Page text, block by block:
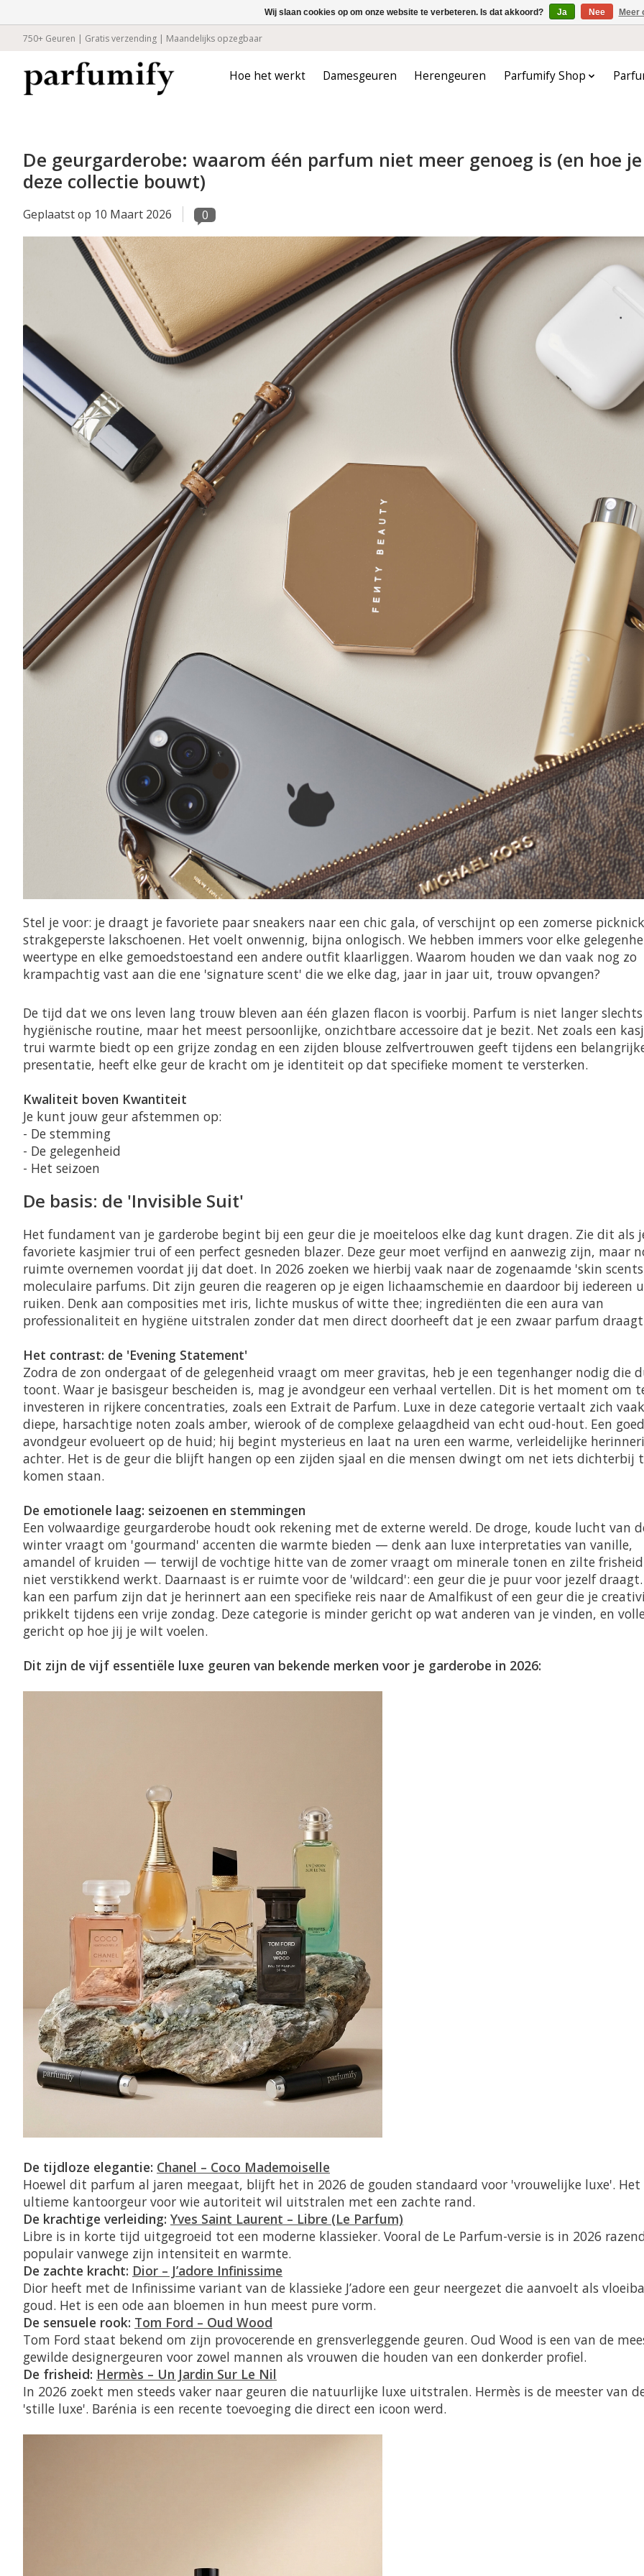
750+ Geuren | Gratis verzending | Maandelijks opzegbaar
Hoe het werkt Damesgeuren Herengeuren Parfumify Shop
De geurgarderobe: waarom één parfum niet meer genoeg is (en hoe je
deze collectie bouwt)
Geplaatst op 10 Maart 2026 0
Stel je voor: je draagt je favoriete paar sneakers naar een chic gala, of verschijnt op een zomerse
strakgeperste lakschoenen. Het voelt onwennig, bijna onlogisch. We hebben immers voor elke
weertype en elke gemoedstoestand een andere outfit klaarliggen. Waarom houden we dan vaak nog zo
krampachtig vast aan die ene 'signature scent' die we elke dag, jaar in jaar uit, trouw opvangen?
De tijd dat we ons leven lang trouw bleven aan één glazen flacon is voorbij. Parfum is niet langer
hygiënische routine, maar het meest persoonlijke, onzichtbare accessoire dat je bezit. Net zoals een
trui warmte biedt op een grijze zondag en een zijden blouse zelfvertrouwen geeft tijdens een
presentatie, heeft elke geur de kracht om je identiteit op dat specifieke moment te versterken.
Kwaliteit boven Kwantiteit
Je kunt jouw geur afstemmen op:
- De stemming
- De gelegenheid
- Het seizoen
De basis: de 'Invisible Suit'
Het fundament van je garderobe begint bij een geur die je moeiteloos elke dag kunt dragen. Zie dit als
favoriete kasjmier trui of een perfect gesneden blazer. Deze geur moet verfijnd en aanwezig zijn, maar
ruimte overnemen voordat jij dat doet. In 2026 zoeken we hierbij vaak naar de zogenaamde 'skin
moleculaire parfums. Dit zijn geuren die reageren op je eigen lichaamschemie en daardoor bij iedereen
ruiken. Denk aan composities met iris, lichte muskus of witte thee; ingrediënten die een aura van
professionaliteit en hygiëne uitstralen zonder dat men direct doorheeft dat je een zwaar parfum
Het contrast: de 'Evening Statement'
Zodra de zon ondergaat of de gelegenheid vraagt om meer gravitas, heb je een tegenhanger nodig die
toont. Waar je basisgeur bescheiden is, mag je avondgeur een verhaal vertellen. Dit is het moment om
investeren in rijkere concentraties, zoals een Extrait de Parfum. Luxe in deze categorie vertaalt zich
diepe, harsachtige noten zoals amber, wierook of de complexe gelaagdheid van echt oud-hout. Een
avondgeur evolueert op de huid; hij begint mysterieus en laat na uren een warme, verleidelijke
achter. Het is de geur die blijft hangen op een zijden sjaal en die mensen dwingt om net iets dichterbij
komen staan.
De emotionele laag: seizoenen en stemmingen
Een volwaardige geurgarderobe houdt ook rekening met de externe wereld. De droge, koude lucht van
winter vraagt om 'gourmand' accenten die warmte bieden — denk aan luxe interpretaties van vanille,
amandel of kruiden — terwijl de vochtige hitte van de zomer vraagt om minerale tonen en zilte
niet verstikkend werkt. Daarnaast is er ruimte voor de 'wildcard': een geur die je puur voor jezelf
kan een parfum zijn dat je herinnert aan een specifieke reis naar de Amalfikust of een geur die je
prikkelt tijdens een vrije zondag. Deze categorie is minder gericht op wat anderen van je vinden, en
gericht op hoe jij je wilt voelen.
Dit zijn de vijf essentiële luxe geuren van bekende merken voor je garderobe in 2026:
De tijdloze elegantie: Chanel – Coco Mademoiselle
Hoewel dit parfum al jaren meegaat, blijft het in 2026 de gouden standaard voor 'vrouwelijke luxe'. Het
ultieme kantoorgeur voor wie autoriteit wil uitstralen met een zachte rand.
De krachtige verleiding: Yves Saint Laurent – Libre (Le Parfum)
Libre is in korte tijd uitgegroeid tot een moderne klassieker. Vooral de Le Parfum-versie is in 2026
populair vanwege zijn intensiteit en warmte.
De zachte kracht: Dior – J’adore Infinissime
Dior heeft met de Infinissime variant van de klassieke J’adore een geur neergezet die aanvoelt als
goud. Het is een ode aan bloemen in hun meest pure vorm.
De sensuele rook: Tom Ford – Oud Wood
Tom Ford staat bekend om zijn provocerende en grensverleggende geuren. Oud Wood is een van de
gewilde designergeuren voor zowel mannen als vrouwen die houden van een donkerder profiel.
De frisheid: Hermès – Un Jardin Sur Le Nil
In 2026 zoekt men steeds vaker naar geuren die natuurlijke luxe uitstralen. Hermès is de meester van
'stille luxe'. Barénia is een recente toevoeging die direct een icoon werd.
Wij slaan cookies op om onze website te verbeteren. Is dat akkoord? Ja Nee Meer